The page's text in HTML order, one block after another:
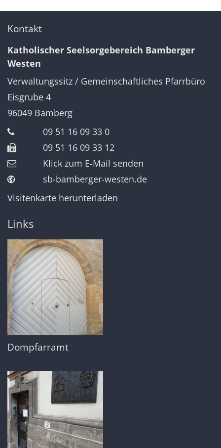
Kontakt
Katholischer Seelsorgebereich Bamberger
Westen
Verwaltungssitz / Gemeinschaftliches Pfarrbüro
Eisgrube 4
96049 Bamberg
09 51 16 09 33 0
09 51 16 09 33 12
Klick zum E-Mail senden
sb-bamberger-westen.de
Visitenkarte herunterladen
Links
Dompfarramt